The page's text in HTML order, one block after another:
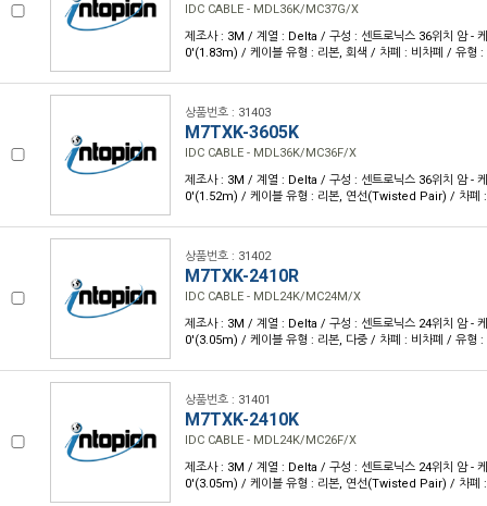
IDC CABLE - MDL36K/MC37G/X
제조사 : 3M / 계열 : Delta / 구성 : 센트로닉스 36위치 암 -
0'(1.83m) / 케이블 유형 : 리본, 회색 / 차폐 : 비차폐 / 유형 :
상품번호 : 31403
M7TXK-3605K
IDC CABLE - MDL36K/MC36F/X
제조사 : 3M / 계열 : Delta / 구성 : 센트로닉스 36위치 암 -
0'(1.52m) / 케이블 유형 : 리본, 연선(Twisted Pair) / 차폐 :
상품번호 : 31402
M7TXK-2410R
IDC CABLE - MDL24K/MC24M/X
제조사 : 3M / 계열 : Delta / 구성 : 센트로닉스 24위치 암 -
0'(3.05m) / 케이블 유형 : 리본, 다중 / 차폐 : 비차폐 / 유형 :
상품번호 : 31401
M7TXK-2410K
IDC CABLE - MDL24K/MC26F/X
제조사 : 3M / 계열 : Delta / 구성 : 센트로닉스 24위치 암 -
0'(3.05m) / 케이블 유형 : 리본, 연선(Twisted Pair) / 차폐 :